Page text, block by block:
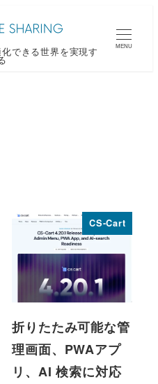
できる世界を実現す MENU
CS-Cart
折りたたみ可能な管
理画面、PWAアプ
リ、AI 検索に対応